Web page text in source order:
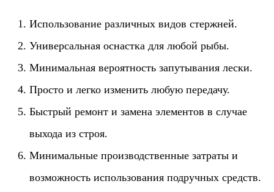
Использование различных видов стержней.
Универсальная оснастка для любой рыбы.
Минимальная вероятность запутывания лески.
Просто и легко изменить любую передачу.
Быстрый ремонт и замена элементов в случае
выхода из строя.
Минимальные производственные затраты и
возможность использования подручных средств.